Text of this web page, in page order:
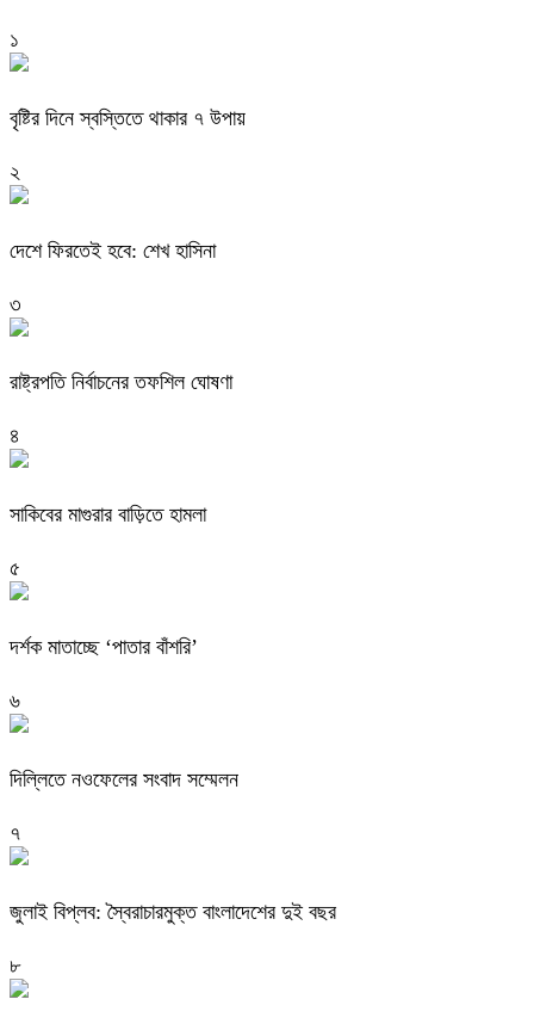
১
বৃষ্টির দিনে স্বস্তিতে থাকার ৭ উপায়
২
দেশে ফিরতেই হবে: শেখ হাসিনা
৩
রাষ্ট্রপতি নির্বাচনের তফশিল ঘোষণা
৪
সাকিবের মাগুরার বাড়িতে হামলা
৫
দর্শক মাতাচ্ছে ‘পাতার বাঁশরি’
৬
দিল্লিতে নওফেলের সংবাদ সম্মেলন
৭
জুলাই বিপ্লব: স্বৈরাচারমুক্ত বাংলাদেশের দুই বছর
৮